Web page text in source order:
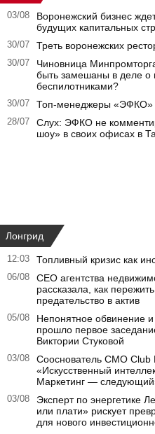
03/08
Воронежский бизнес
будущих капитальных
30/07 Треть воронежских
30/07
Чиновница
быть замешаны в деле о
беспилотниками?
30/07 Топ-менеджеры «ЭФКО»
28/07
Слух: ЭФКО не
шоу» в своих офисах в
Лонгрид
12:03 Топливный кризис как
06/08
CEO агентства
рассказала, как
предательство в актив
05/08
Непонятное обвинение
прошло первое
Виктории Стуковой
03/08
Сооснователь CMO Club
«Искусственный
Маркетинг —
03/08
Эксперт по энергетике
или плати» рискует
для нового